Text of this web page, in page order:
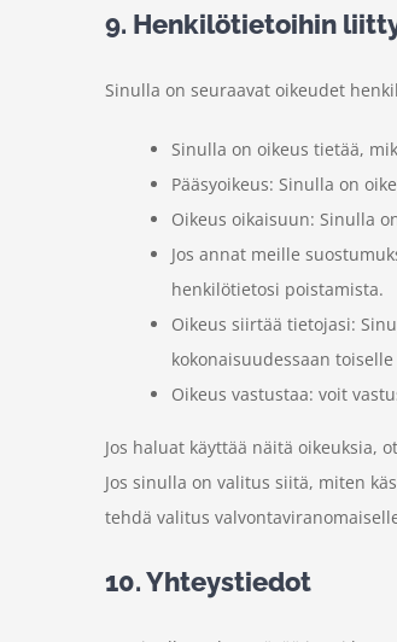
9. Henkilötietoihin
Sinulla on seuraavat oikeudet
Sinulla on oikeus tietää,
Pääsyoikeus: Sinulla on
Oikeus oikaisuun: Sinulla
Jos annat meille
henkilötietosi poistamista.
Oikeus siirtää tietojasi:
kokonaisuudessaan
Oikeus vastustaa: voit
Jos haluat käyttää näitä oikeuksia,
Jos sinulla on valitus siitä, miten
tehdä valitus
10. Yhteystiedot